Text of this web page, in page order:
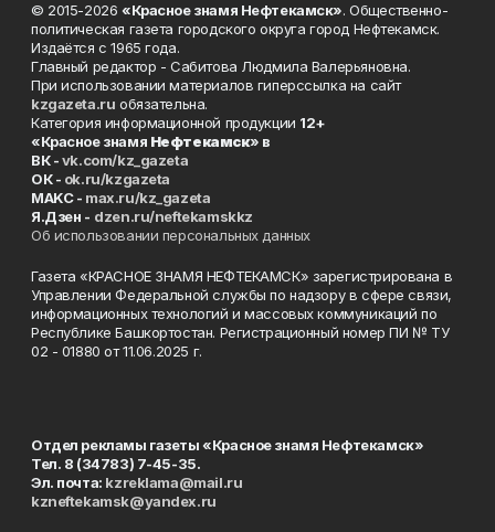
© 2015-2026 «Красное знамя Нефтекамск». Общественно-
политическая газета городского округа город Нефтекамск.
Издаётся с 1965 года.
Главный редактор - Сабитова Людмила Валерьяновна.
При использовании материалов гиперссылка на сайт
kzgazeta.ru обязательна.
Категория информационной продукции 12+
«Красное знамя Нефтекамск» в
ВК -vk.com/kz_gazeta
ОК - ok.ru/kzgazeta
MAKC - max.ru/kz_gazeta
Я.Дзен - dzen.ru/neftekamskkz
Об использовании персональных данных
Газета «КРАСНОЕ ЗНАМЯ НЕФТЕКАМСК» зарегистрирована в
Управлении Федеральной службы по надзору в сфере связи,
информационных технологий и массовых коммуникаций по
Республике Башкортостан. Регистрационный номер ПИ № ТУ
02 - 01880 от 11.06.2025 г.
Отдел рекламы газеты «Красное знамя Нефтекамск»
Тел. 8 (34783) 7-45-35.
Эл. почта: kzreklama@mail.ru
kzneftekamsk@yandex.ru